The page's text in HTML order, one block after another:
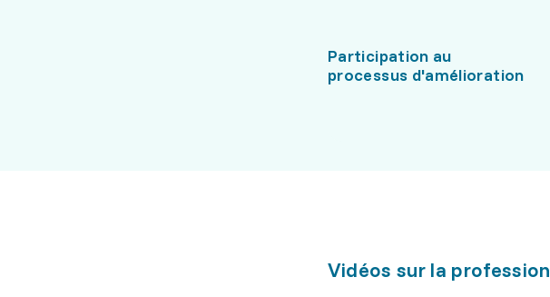
Participation au
processus d'amélioration
Vidéos sur la profession